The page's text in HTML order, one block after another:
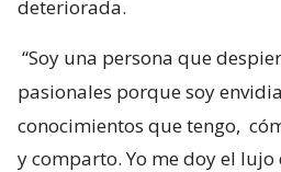
deteriorada.
“Soy una persona que
pasionales porque soy
conocimientos que tengo,
y comparto. Yo me doy el